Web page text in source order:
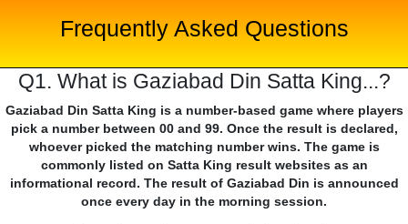
Frequently Asked Questions
Q1. What is Gaziabad Din Satta King...?
Gaziabad Din Satta King is a number-based game where players
pick a number between 00 and 99. Once the result is declared,
whoever picked the matching number wins. The game is
commonly listed on Satta King result websites as an
informational record. The result of Gaziabad Din is announced
once every day in the morning session.